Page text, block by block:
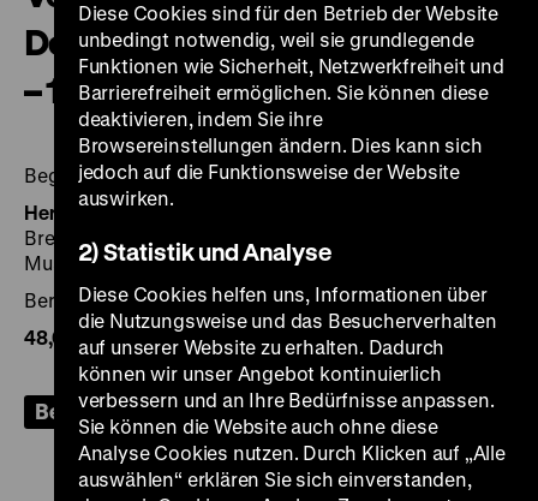
Deutschland 1849 – 1919 – 1949
– 1989
Begleitmaterial zur Ausstellung / DHM
Herausgegeben von:
Bresky im Auftr. des Deutschen Historischen
Museums
Berlin: DHM 2008, 64 Seiten: zahlr. Ill., Kt.
48,00€
, zzgl. Porto
Bestellen
Diese Cookies sind für den Betrieb der Website
unbedingt notwendig, weil sie grundlegende
Funktionen wie Sicherheit, Netzwerkfreiheit und
Barrierefreiheit ermöglichen. Sie können diese
deaktivieren, indem Sie ihre
Browsereinstellungen ändern. Dies kann sich
jedoch auf die Funktionsweise der Website
auswirken.
2) Statistik und Analyse
Diese Cookies helfen uns, Informationen über
die Nutzungsweise und das Besucherverhalten
auf unserer Website zu erhalten. Dadurch
können wir unser Angebot kontinuierlich
verbessern und an Ihre Bedürfnisse anpassen.
Sie können die Website auch ohne diese
Analyse Cookies nutzen. Durch Klicken auf „Alle
auswählen“ erklären Sie sich einverstanden,